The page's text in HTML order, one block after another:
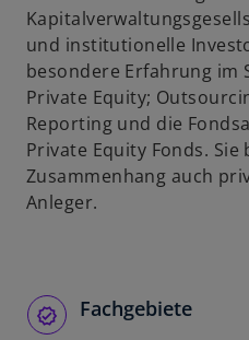
und institutionelle
besondere Erfahrung im
Private Equity;
Reporting und die
Private Equity Fonds.
Zusammenhang auch
Anleger.
Fachgebiete